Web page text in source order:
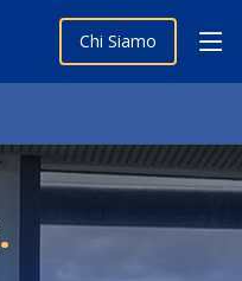
Chi Siamo
.